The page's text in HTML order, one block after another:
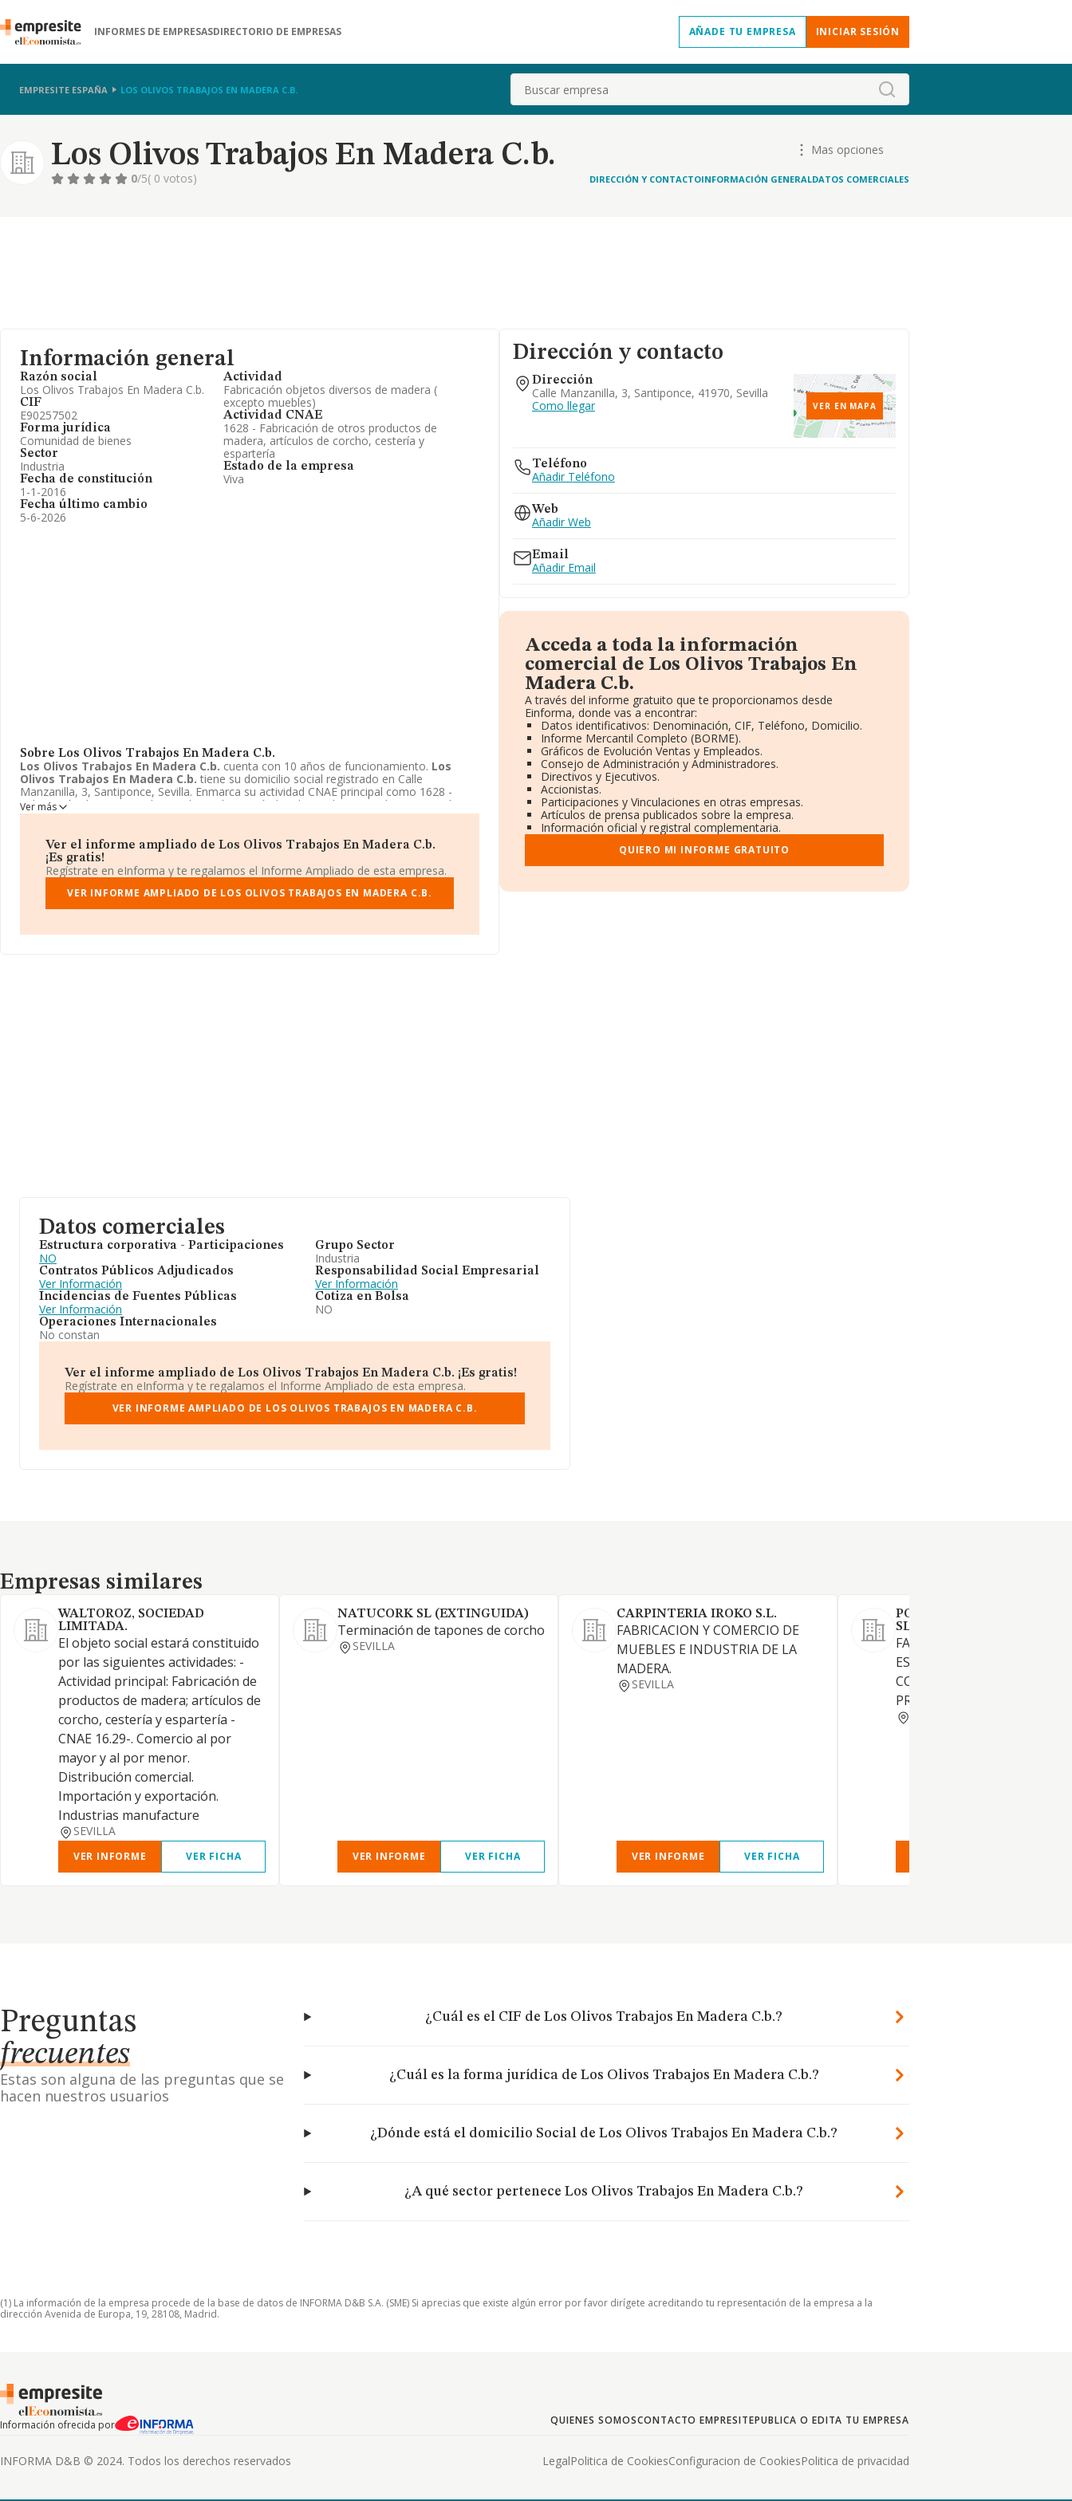
INFORMES DE EMPRESASDIRECTORIO DE EMPRESAS AÑADE TU EMPRESA INICIAR SESIÓN
EMPRESITE ESPAÑA LOS OLIVOS TRABAJOS EN MADERA C.B. Buscar
Los Olivos Trabajos En Madera C.b.
Mas opciones
0/5( 0 votos) DIRECCIÓN Y CONTACTOINFORMACIÓN GENERALDATOS COMERCIALES
Información general
Razón social
Los Olivos Trabajos En Madera C.b.
CIF
E90257502
Forma jurídica
Comunidad de bienes
Sector
Industria
Fecha de constitución
1-1-2016
Fecha último cambio
5-6-2026
Actividad
Fabricación objetos diversos de madera (
excepto muebles)
Actividad CNAE
1628 - Fabricación de otros productos de
madera, artículos de corcho, cestería y
espartería
Estado de la empresa
Viva
Sobre Los Olivos Trabajos En Madera C.b.
Los Olivos Trabajos En Madera C.b. cuenta con 10 años de funcionamiento. Los
Olivos Trabajos En Madera C.b. tiene su domicilio social registrado en Calle
Manzanilla, 3, Santiponce, Sevilla. Enmarca su actividad CNAE principal como 1628 -
Fabricación de otros productos de madera, artículos de corcho, cestería y espartería.
Los Olivos Trabajos En Madera C.b.aparece inscrita como Comunidad de bienes.
Ver más
Ver el informe ampliado de Los Olivos Trabajos En Madera C.b.
¡Es gratis!
Regístrate en eInforma y te regalamos el Informe Ampliado de esta empresa.
VER INFORME AMPLIADO DE LOS OLIVOS TRABAJOS EN MADERA C.B.
Dirección y contacto
Dirección
Calle Manzanilla, 3, Santiponce, 41970, Sevilla
Como llegar
VER EN MAPA
Teléfono
Añadir Teléfono
Web
Añadir Web
Email
Añadir Email
Acceda a toda la información
comercial de Los Olivos Trabajos En
Madera C.b.
A través del informe gratuito que te proporcionamos desde
Einforma, donde vas a encontrar:
Datos identificativos: Denominación, CIF, Teléfono, Domicilio.
Informe Mercantil Completo (BORME).
Gráficos de Evolución Ventas y Empleados.
Consejo de Administración y Administradores.
Directivos y Ejecutivos.
Accionistas.
Participaciones y Vinculaciones en otras empresas.
Artículos de prensa publicados sobre la empresa.
Información oficial y registral complementaria.
QUIERO MI INFORME GRATUITO
Datos comerciales
Estructura corporativa - Participaciones
NO
Contratos Públicos Adjudicados
Ver Información
Incidencias de Fuentes Públicas
Ver Información
Operaciones Internacionales
No constan
Grupo Sector
Industria
Responsabilidad Social Empresarial
Ver Información
Cotiza en Bolsa
NO
Ver el informe ampliado de Los Olivos Trabajos En Madera C.b. ¡Es gratis!
Regístrate en eInforma y te regalamos el Informe Ampliado de esta empresa.
VER INFORME AMPLIADO DE LOS OLIVOS TRABAJOS EN MADERA C.B.
Empresas similares
Empresas similares
WALTOROZ, SOCIEDAD
LIMITADA.
El objeto social estará constituido
por las siguientes actividades: -
Actividad principal: Fabricación de
productos de madera; artículos de
corcho, cestería y espartería -
CNAE 16.29-. Comercio al por
mayor y al por menor.
Distribución comercial.
Importación y exportación.
Industrias manufacture
SEVILLA
VER INFORME VER FICHA
NATUCORK SL (EXTINGUIDA)
Terminación de tapones de corcho
SEVILLA
VER INFORME VER FICHA
CARPINTERIA IROKO S.L.
FABRICACION Y COMERCIO DE
MUEBLES E INDUSTRIA DE LA
MADERA.
SEVILLA
VER INFORME VER FICHA
PORTAJES ARTESANALES
SL
FABRICACION DE
ESTRUCTURALES Y
CONSTRUCCIONES
PREFABRICADAS DE MADERA.
Preguntas
frecuentes
Estas son alguna de las preguntas que se
hacen nuestros usuarios
¿Cuál es el CIF de Los Olivos Trabajos En Madera C.b.?
¿Cuál es la forma jurídica de Los Olivos Trabajos En Madera C.b.?
¿Dónde está el domicilio Social de Los Olivos Trabajos En Madera C.b.?
¿A qué sector pertenece Los Olivos Trabajos En Madera C.b.?
(1) La información de la empresa procede de la base de datos de INFORMA D&B S.A. (SME) Si aprecias que existe algún error por favor dirígete acreditando tu representación de la empresa a la
dirección Avenida de Europa, 19, 28108, Madrid.
Información ofrecida por QUIENES SOMOSCONTACTO EMPRESITEPUBLICA O EDITA TU EMPRESA
INFORMA D&B © 2024. Todos los derechos reservados LegalPolitica de CookiesConfiguracion de CookiesPolitica de privacidad